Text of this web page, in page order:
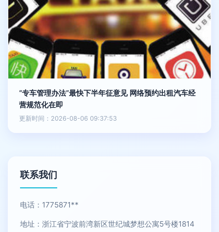
“专车管理办法”最快下半年征意见 网络预约出租汽车经
营规范化在即
更新时间：2026-08-06 09:37:53
联系我们
电话：1775871**
地址：浙江省宁波前湾新区世纪城梦想公寓5号楼1814